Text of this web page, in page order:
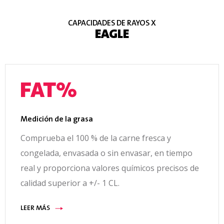
CAPACIDADES DE RAYOS X
EAGLE
Medición de la grasa
Comprueba el 100 % de la carne fresca y
congelada, envasada o sin envasar, en tiempo
real y proporciona valores químicos precisos de
calidad superior a +/- 1 CL.
LEER MÁS